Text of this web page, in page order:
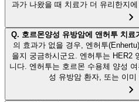
과가 나왔을 때 치료가 더 유리한지
Q. 호르몬양성 유방암에 앤허투 치료
의 효과가 없을 경우, 엔허투
을지 궁금하시군요. 엔허투는 HER2
니다. 엔허투는 호르몬 수용체 양성
성 유방암 환자, 또는 이